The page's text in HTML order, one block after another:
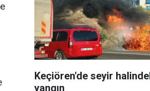
Keçiören'de seyir
yangın